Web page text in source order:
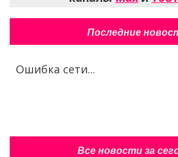
Последние
Ошибка сети...
Все новости за